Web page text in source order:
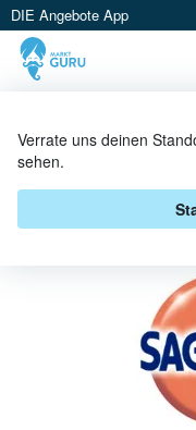
DIE Angebote App
Verrate uns deinen
sehen.
SAGROTAN
ANGEBOTE